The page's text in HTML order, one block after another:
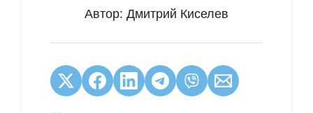
Автор: Дмитрий Киселев